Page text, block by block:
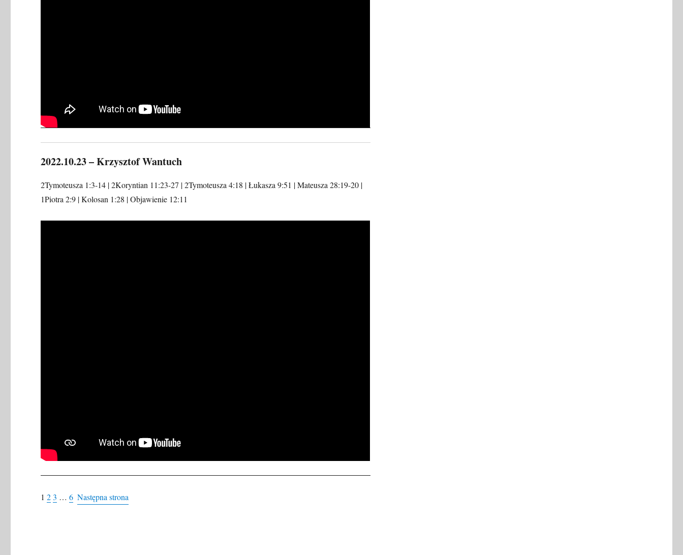
2022.10.23 – Krzysztof Wantuch
2Tymoteusza 1:3-14 | 2Koryntian 11:23-27 | 2Tymoteusza 4:18 | Łukasza 9:51 | Mateusza 28:19-20 |
1Piotra 2:9 | Kolosan 1:28 | Objawienie 12:11
1 23 … 6 Następna strona